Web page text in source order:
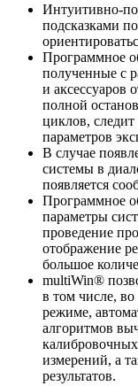
Интуитивно-
подсказками
Программное
полученные с
и аксессуаров
полной
циклов,
параметров
В случае
системы в
появляется
Программное
параметры
проведение
отображение
большое
multiWin®
в том числе,
режиме,
алгоритмов
измерений, а
результатов.